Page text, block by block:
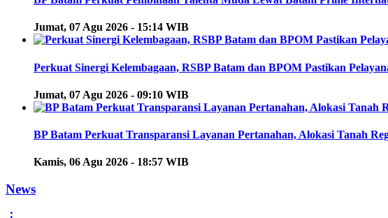
Jumat, 07 Agu 2026 - 15:14 WIB
Perkuat Sinergi Kelembagaan, RSBP Batam dan BPOM Pastikan
Jumat, 07 Agu 2026 - 09:10 WIB
BP Batam Perkuat Transparansi Layanan Pertanahan, Alokasi Tanah
Kamis, 06 Agu 2026 - 18:57 WIB
News